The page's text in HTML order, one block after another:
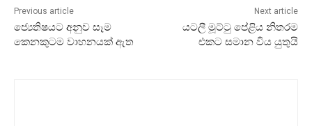
Previous article
ජ්‍යෙතිෂයට අනුව සෑම
කෙනකුටම වාහනයක්‌ ඇත
Next article
යටලී මූට්‌ටු පේළිය නිතරම
එකට සමාන විය යුතුයි